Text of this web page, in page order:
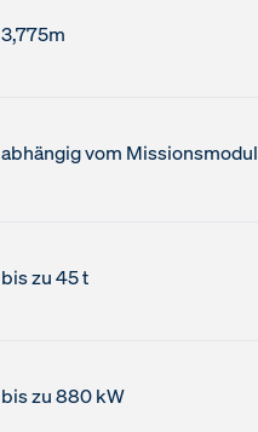
3,775m
abhängig vom Missionsmodul
bis zu 45 t
bis zu 880 kW